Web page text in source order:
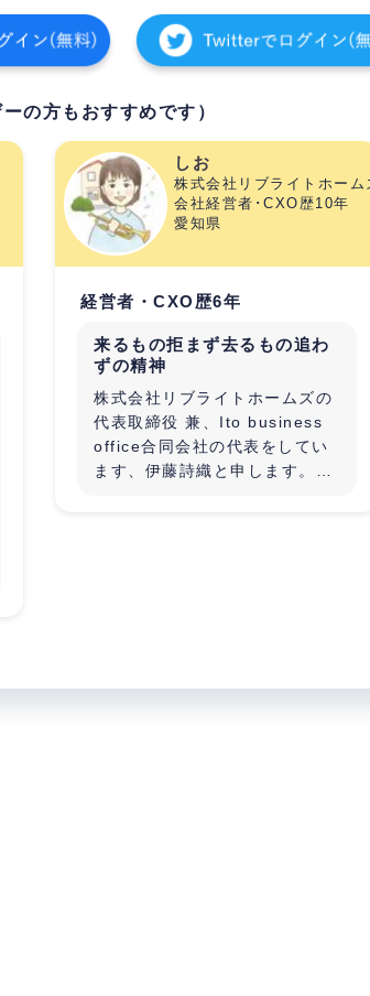
の方もおすすめです）
しお
株式会社リブライトホー
会社経営者･CXO歴10年
愛知県
経営者・CXO歴6年
来るもの拒まず去るもの追わ
ずの精神
株式会社リブライトホームズの
代表取締役 兼、Ito business
office合同会社の代表をしてい
ます、伊藤詩織と申します。
・建築業界